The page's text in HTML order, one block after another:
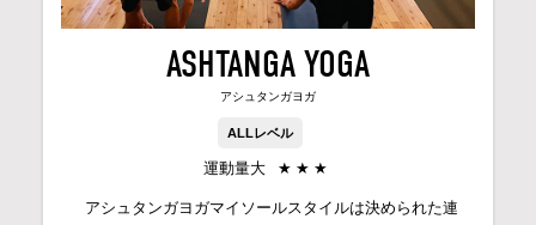
ASHTANGA YOGA
アシュタンガヨガ
ALLレベル
運動量大 ★ ★ ★
アシュタンガヨガマイソールスタイルは決められた連